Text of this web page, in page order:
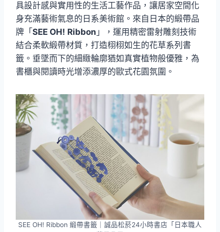
具設計感與實用性的生活工藝作品，讓居家空間化
身充滿藝術氣息的日系美術館。來自日本的緞帶品
牌「 SEE OH! Ribbon 」，運用精密雷射雕刻技術
結合柔軟緞帶材質，打造栩栩如生的花草系列書
籤。垂墜而下的細緻輪廓猶如真實植物般優雅，為
書櫃與閱讀時光增添濃厚的歐式花園氛圍。
SEE OH! Ribbon 緞帶書籤｜誠品松菸24小時書店「日本職人